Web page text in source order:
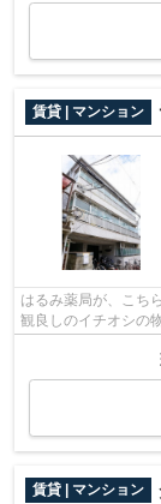
賃貸 | マンション
はるみ薬局が、こち
観良しのイチオシの
賃貸 | マンション